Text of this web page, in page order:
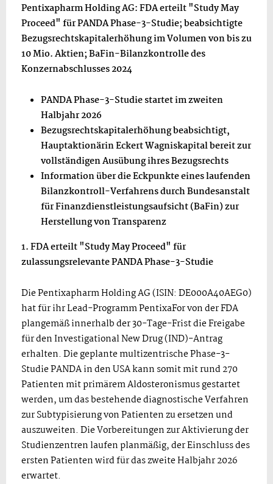
Pentixapharm Holding AG: FDA erteilt "Study May
Proceed" für PANDA Phase-3-Studie; beabsichtigte
Bezugsrechtskapitalerhöhung im Volumen von bis zu
10 Mio. Aktien; BaFin-Bilanzkontrolle des
Konzernabschlusses 2024
PANDA Phase-3-Studie startet im zweiten
Halbjahr 2026
Bezugsrechtskapitalerhöhung beabsichtigt,
Hauptaktionärin Eckert Wagniskapital bereit zur
vollständigen Ausübung ihres Bezugsrechts
Information über die Eckpunkte eines laufenden
Bilanzkontroll-Verfahrens durch Bundesanstalt
für Finanzdienstleistungsaufsicht (BaFin) zur
Herstellung von Transparenz
1. FDA erteilt "Study May Proceed" für
zulassungsrelevante PANDA Phase-3-Studie
Die Pentixapharm Holding AG (ISIN: DE000A40AEG0)
hat für ihr Lead-Programm PentixaFor von der FDA
plangemäß innerhalb der 30-Tage-Frist die Freigabe
für den Investigational New Drug (IND)-Antrag
erhalten. Die geplante multizentrische Phase-3-
Studie PANDA in den USA kann somit mit rund 270
Patienten mit primärem Aldosteronismus gestartet
werden, um das bestehende diagnostische Verfahren
zur Subtypisierung von Patienten zu ersetzen und
auszuweiten. Die Vorbereitungen zur Aktivierung der
Studienzentren laufen planmäßig, der Einschluss des
ersten Patienten wird für das zweite Halbjahr 2026
erwartet.